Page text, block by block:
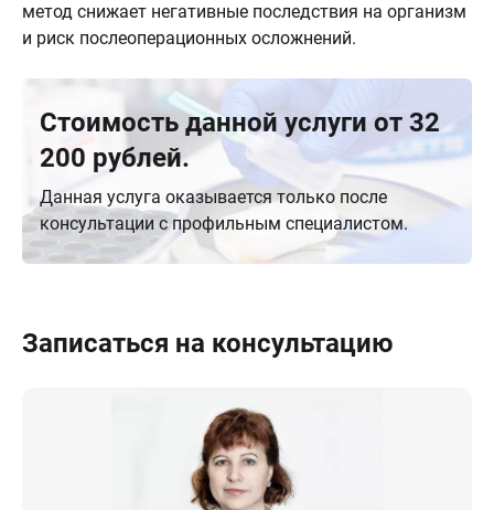
метод снижает негативные последствия на организм
и риск послеоперационных осложнений.
Стоимость данной услуги от 32
200 рублей.
Данная услуга оказывается только после
консультации с профильным специалистом.
Записаться на консультацию